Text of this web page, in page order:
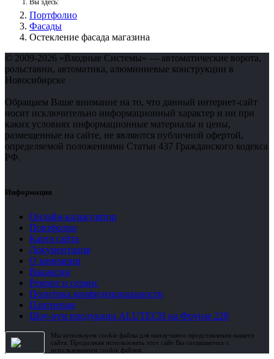
Вы здесь:
Портфолио
Фасады
Остекление фасада магазина
© 2009-2026 «Входные Системы» — автоматические ворота,
рольставни, автоматика, алюминиевые конструкции в
Новосибирске
Обращаем Ваше внимание на то, что данный интернет-сайт
носит исключительно информационный характер и ни при
каких условиях информационные материалы и цены,
размещенные на сайте, не являются публичной офертой,
определяемой положениями Статьи 437 Гражданского кодекса
РФ.
Информация
Онлайн-калькулятор
Портфолио
Карта сайта
Документация
О компании
Вакансии
Ремонт и сервис
Политика конфиденциальности
Партнерам
Шоу-рум продукции ALUTECH на Фрунзе 228
Мы используем cookie файлы для наилучшего представления нашего
сайта. Продолжая использовать этот сайт Вы соглашаетесь с
использованием cookie файлов.